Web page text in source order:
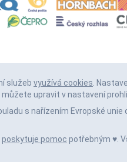
služeb využívá cookies.
upravit v nastavení
s nařízením Evropské unie
poskytuje pomoc potřebným ♥️.